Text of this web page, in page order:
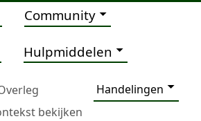
Community
Hulpmiddelen
Handelingen
bekijken